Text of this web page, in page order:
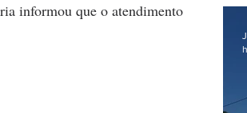
informou que o atendimento